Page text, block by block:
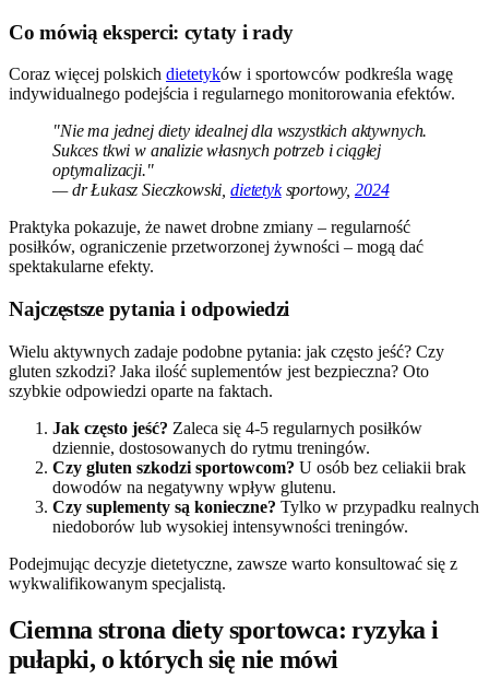
Co mówią eksperci: cytaty i rady
Coraz więcej polskich dietetyków i sportowców podkreśla wagę
indywidualnego podejścia i regularnego monitorowania efektów.
"Nie ma jednej diety idealnej dla wszystkich aktywnych.
Sukces tkwi w analizie własnych potrzeb i ciągłej
optymalizacji."
— dr Łukasz Sieczkowski, dietetyksportowy, 2024
Praktyka pokazuje, że nawet drobne zmiany – regularność
posiłków, ograniczenie przetworzonej żywności – mogą dać
spektakularne efekty.
Najczęstsze pytania i odpowiedzi
Wielu aktywnych zadaje podobne pytania: jak często jeść? Czy
gluten szkodzi? Jaka ilość suplementów jest bezpieczna? Oto
szybkie odpowiedzi oparte na faktach.
Jak często jeść? Zaleca się 4-5 regularnych posiłków
dziennie, dostosowanych do rytmu treningów.
Czy gluten szkodzi sportowcom? U osób bez celiakii brak
dowodów na negatywny wpływ glutenu.
Czy suplementy są konieczne? Tylko w przypadku realnych
niedoborów lub wysokiej intensywności treningów.
Podejmując decyzje dietetyczne, zawsze warto konsultować się z
wykwalifikowanym specjalistą.
Ciemna strona diety sportowca: ryzyka i
pułapki, o których się nie mówi